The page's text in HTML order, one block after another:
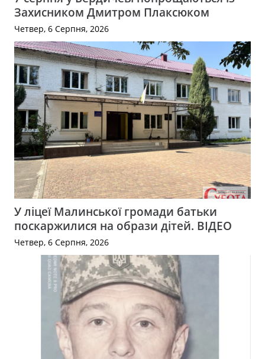
Захисником Дмитром Плаксюком
Четвер, 6 Серпня, 2026
У ліцеї Малинської громади батьки
поскаржилися на образи дітей. ВІДЕО
Четвер, 6 Серпня, 2026